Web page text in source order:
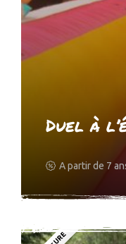
Duel à
A partir de 7